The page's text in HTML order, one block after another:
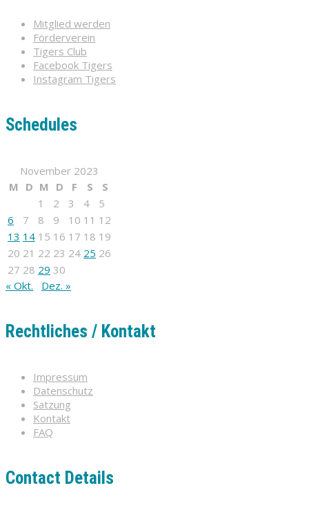
Mitglied werden
Förderverein
Tigers Club
Facebook Tigers
Instagram Tigers
Schedules
November 2023
M D M D F S
S
1
2 3 4
5
6
7 8 9 10 11 12
13 14 15 16 17 18 19
20 21 22 23 24 25 26
27 28 29 30
« Okt.
Dez. »
Rechtliches / Kontakt
Impressum
Datenschutz
Satzung
Kontakt
FAQ
Contact Details